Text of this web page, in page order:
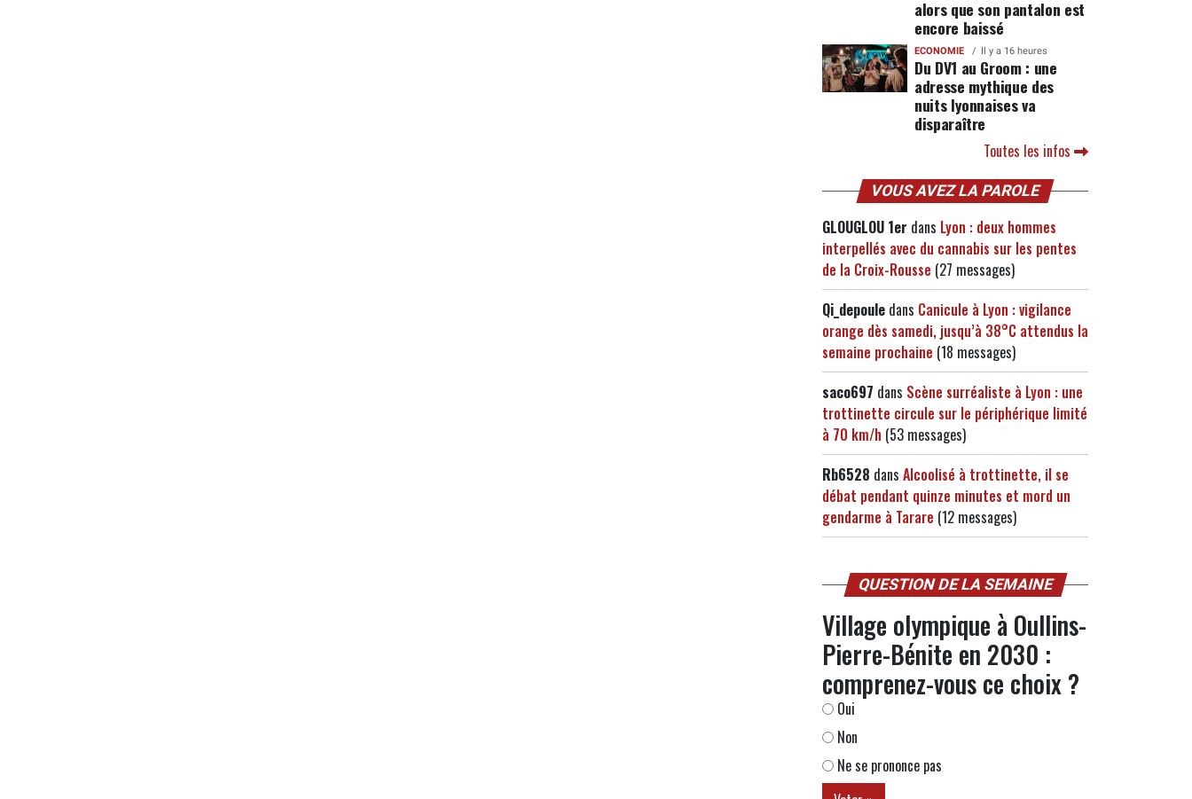
alors que son pantalon est
encore baissé
ECONOMIE Il y a 16 heures
Du DV1 au Groom : une
adresse mythique des
nuits lyonnaises va
disparaître
Toutes les infos
VOUS AVEZ LA PAROLE
GLOUGLOU 1er dans Lyon : deux hommes
interpellés avec du cannabis sur les pentes
de la Croix-Rousse (27 messages)
Qi_depoule dans Canicule à Lyon : vigilance
orange dès samedi, jusqu’à 38°C attendus la
semaine prochaine (18 messages)
saco697 dans Scène surréaliste à Lyon : une
trottinette circule sur le périphérique limité
à 70 km/h (53 messages)
Rb6528 dans Alcoolisé à trottinette, il se
débat pendant quinze minutes et mord un
gendarme à Tarare (12 messages)
QUESTION DE LA SEMAINE
Village olympique à Oullins-
Pierre-Bénite en 2030 :
comprenez-vous ce choix ?
Oui
Non
Ne se prononce pas